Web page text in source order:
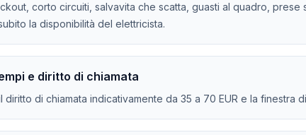
corto circuiti, salvavita che scatta, guasti al quadro,
la disponibilità del elettricista.
e diritto di chiamata
diritto di chiamata indicativamente da 35 a 70 EUR e la